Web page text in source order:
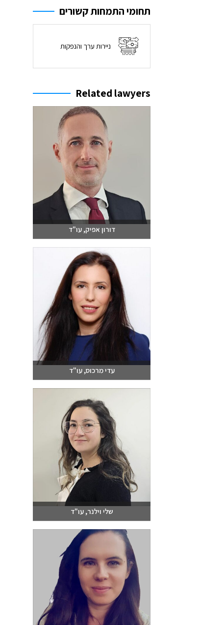
תחומי התמחות קשורים
ניירות ערך והנפקות
Related lawyers
דורון אפיק, עו"ד
שלחו מייל
03-6093609
עדי מרכוס, עו"ד
שלחו מייל
03-6093609
שלי וילנר, עו"ד
שלחו מייל
03-6093609